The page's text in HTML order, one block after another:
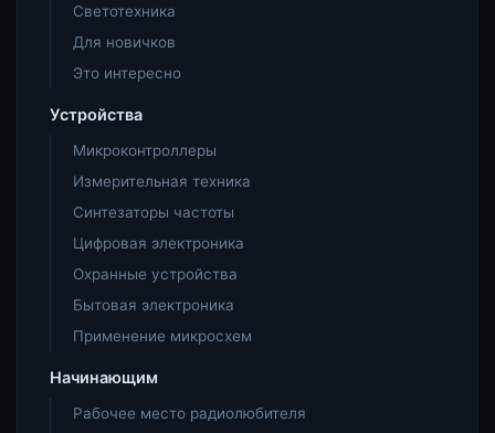
Светотехника
Для новичков
Это интересно
Устройства
Микроконтроллеры
Измерительная техника
Синтезаторы частоты
Цифровая электроника
Охранные устройства
Бытовая электроника
Применение микросхем
Начинающим
Рабочее место радиолюбителя